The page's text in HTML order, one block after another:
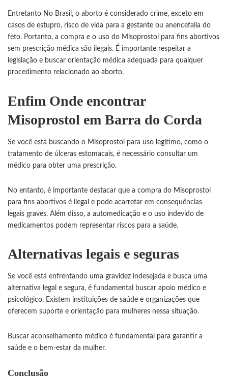
Entretanto No Brasil, o aborto é considerado crime, exceto em
casos de estupro, risco de vida para a gestante ou anencefalia do
feto. Portanto, a compra e o uso do Misoprostol para fins abortivos
sem prescrição médica são ilegais. É importante respeitar a
legislação e buscar orientação médica adequada para qualquer
procedimento relacionado ao aborto.
Enfim Onde encontrar
Misoprostol em Barra do Corda
Se você está buscando o Misoprostol para uso legítimo, como o
tratamento de úlceras estomacais, é necessário consultar um
médico para obter uma prescrição.
No entanto, é importante destacar que a compra do Misoprostol
para fins abortivos é ilegal e pode acarretar em consequências
legais graves. Além disso, a automedicação e o uso indevido de
medicamentos podem representar riscos para a saúde.
Alternativas legais e seguras
Se você está enfrentando uma gravidez indesejada e busca uma
alternativa legal e segura, é fundamental buscar apoio médico e
psicológico. Existem instituições de saúde e organizações que
oferecem suporte e orientação para mulheres nessa situação.
Buscar aconselhamento médico é fundamental para garantir a
saúde e o bem-estar da mulher.
Conclusão